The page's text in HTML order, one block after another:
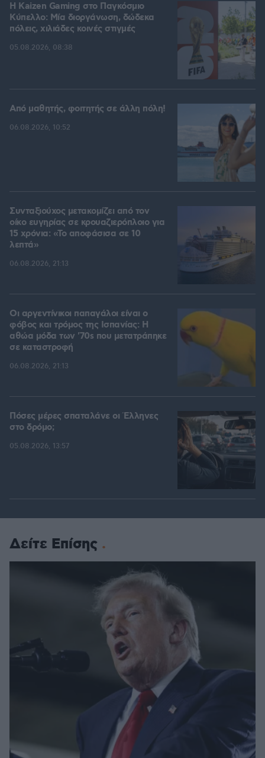
H Kaizen Gaming στο Παγκόσμιο
Kύπελλο: Μία διοργάνωση, δώδεκα
πόλεις, χιλιάδες κοινές στιγμές
05.08.2026, 08:38
Από μαθητής, φοιτητής σε άλλη πόλη!
06.08.2026, 10:52
Συνταξιούχος μετακομίζει από τον
οίκο ευγηρίας σε κρουαζιερόπλοιο για
15 χρόνια: «Το αποφάσισα σε 10
λεπτά»
06.08.2026, 21:13
Οι αργεντίνικοι παπαγάλοι είναι ο
φόβος και τρόμος της Ισπανίας: Η
αθώα μόδα των '70s που μετατράπηκε
σε καταστροφή
06.08.2026, 21:13
Πόσες μέρες σπαταλάνε οι Έλληνες
στο δρόμο;
05.08.2026, 13:57
Δείτε Επίσης